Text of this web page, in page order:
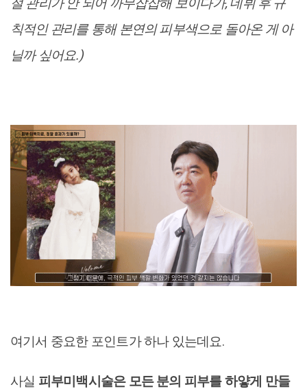
칙적인 관리를 통해 본연의 피부색으로 돌아온 게 아
닐까 싶어요.)
여기서 중요한 포인트가 하나 있는데요.
사실 피부미백시술은 모든 분의 피부를 하얗게 만들